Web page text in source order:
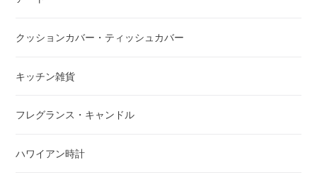
クッションカバー・ティッシュカバー
キッチン雑貨
フレグランス・キャンドル
ハワイアン時計